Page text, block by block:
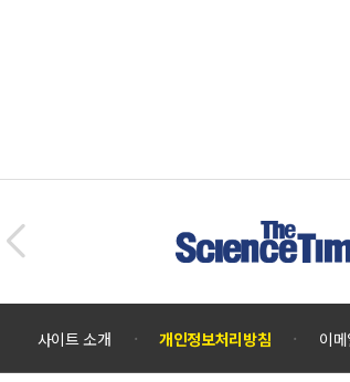
사이트 소개 개인정보처리방침 이